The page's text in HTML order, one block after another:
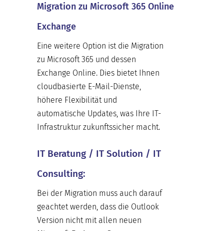
Migration zu Microsoft 365 Online
Exchange
Eine weitere Option ist die Migration
zu Microsoft 365 und dessen
Exchange Online. Dies bietet Ihnen
cloudbasierte E-Mail-Dienste,
höhere Flexibilität und
automatische Updates, was Ihre IT-
Infrastruktur zukunftssicher macht.
IT Beratung / IT Solution / IT
Consulting:
Bei der Migration muss auch darauf
geachtet werden, dass die Outlook
Version nicht mit allen neuen